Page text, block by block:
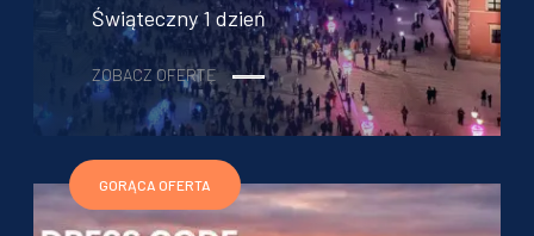
Świąteczny 1 dzień
ZOBACZ OFERTĘ
GORĄCA OFERTA